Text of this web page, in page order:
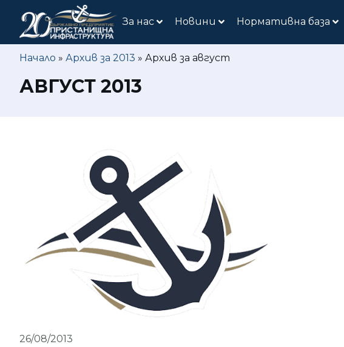
За нас Новини Нормативна база
Начало » Архив за 2013 » Архив за август
АВГУСТ 2013
26/08/2013